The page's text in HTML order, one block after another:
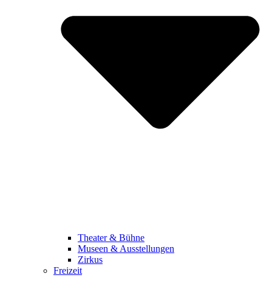
Theater & Bühne
Museen & Ausstellungen
Zirkus
Freizeit